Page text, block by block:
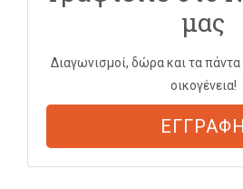
μας
Διαγωνισμοί, δώρα και τα πάντα
οικογένεια!
ΕΓΓΡΑΦΗ